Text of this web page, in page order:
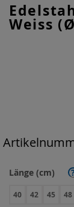
Weiss
Länge (cm)
40 42 45 48
Anfang
der
Bildgalerie